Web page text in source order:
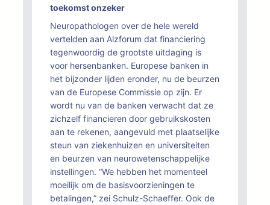
toekomst onzeker
Neuropathologen over de hele wereld
vertelden aan Alzforum dat financiering
tegenwoordig de grootste uitdaging is
voor hersenbanken. Europese banken in
het bijzonder lijden eronder, nu de beurzen
van de Europese Commissie op zijn. Er
wordt nu van de banken verwacht dat ze
zichzelf financieren door gebruikskosten
aan te rekenen, aangevuld met plaatselijke
steun van ziekenhuizen en universiteiten
en beurzen van neurowetenschappelijke
instellingen. “We hebben het momenteel
moeilijk om de basisvoorzieningen te
betalingen,” zei Schulz-Schaeffer. Ook de